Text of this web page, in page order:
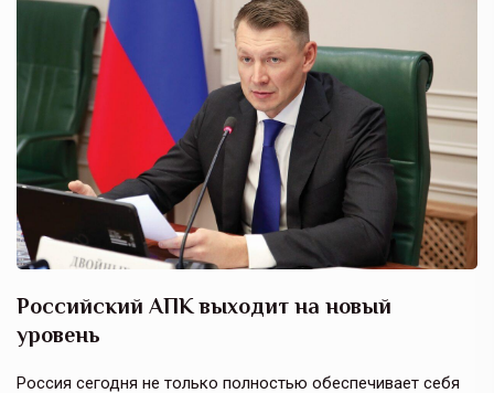
Российский АПК выходит на новый
уровень
Россия сегодня не только полностью обеспечивает себя